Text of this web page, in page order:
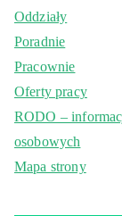
Oddziały
Poradnie
Pracownie
Oferty pracy
RODO –
osobowych
Mapa strony